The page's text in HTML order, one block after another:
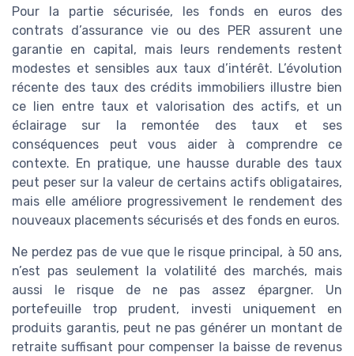
Pour la partie sécurisée, les fonds en euros des
contrats d’assurance vie ou des PER assurent une
garantie en capital, mais leurs rendements restent
modestes et sensibles aux taux d’intérêt. L’évolution
récente des taux des crédits immobiliers illustre bien
ce lien entre taux et valorisation des actifs, et un
éclairage sur la remontée des taux et ses
conséquences peut vous aider à comprendre ce
contexte. En pratique, une hausse durable des taux
peut peser sur la valeur de certains actifs obligataires,
mais elle améliore progressivement le rendement des
nouveaux placements sécurisés et des fonds en euros.
Ne perdez pas de vue que le risque principal, à 50 ans,
n’est pas seulement la volatilité des marchés, mais
aussi le risque de ne pas assez épargner. Un
portefeuille trop prudent, investi uniquement en
produits garantis, peut ne pas générer un montant de
retraite suffisant pour compenser la baisse de revenus